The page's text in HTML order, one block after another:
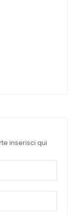
inserisci qui